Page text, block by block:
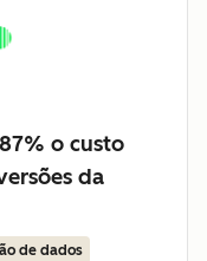
o custo
da
de dados